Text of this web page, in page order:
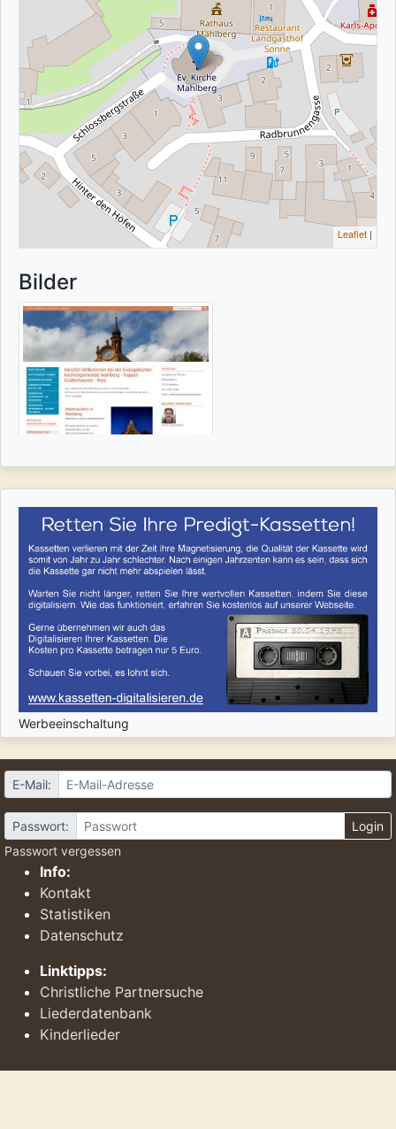
Leaflet |
Bilder
Werbeeinschaltung
E-Mail:
Passwort:
Login
Passwort vergessen
Info:
Kontakt
Statistiken
Datenschutz
Linktipps:
Christliche Partnersuche
Liederdatenbank
Kinderlieder